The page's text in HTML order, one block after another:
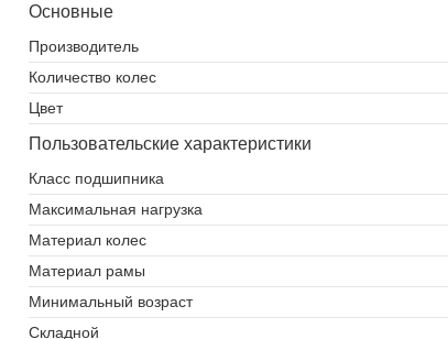
Основные
Производитель
Количество колес
Цвет
Пользовательские характеристики
Класс подшипника
Максимальная нагрузка
Материал колес
Материал рамы
Минимальный возраст
Складной